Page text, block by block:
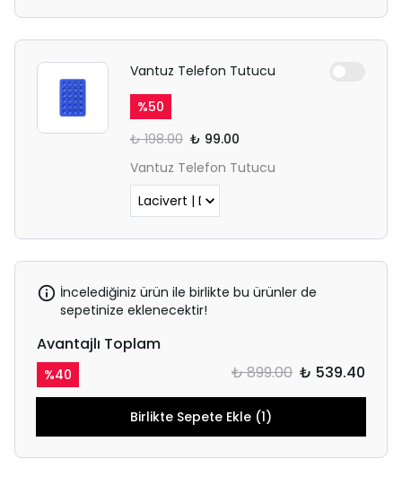
Vantuz Telefon Tutucu
%50
₺ 198.00 ₺ 99.00
Vantuz Telefon Tutucu
İncelediğiniz ürün ile birlikte bu ürünler de
sepetinize eklenecektir!
Avantajlı Toplam
%40 ₺ 899.00 ₺ 539.40
Birlikte Sepete Ekle (1)